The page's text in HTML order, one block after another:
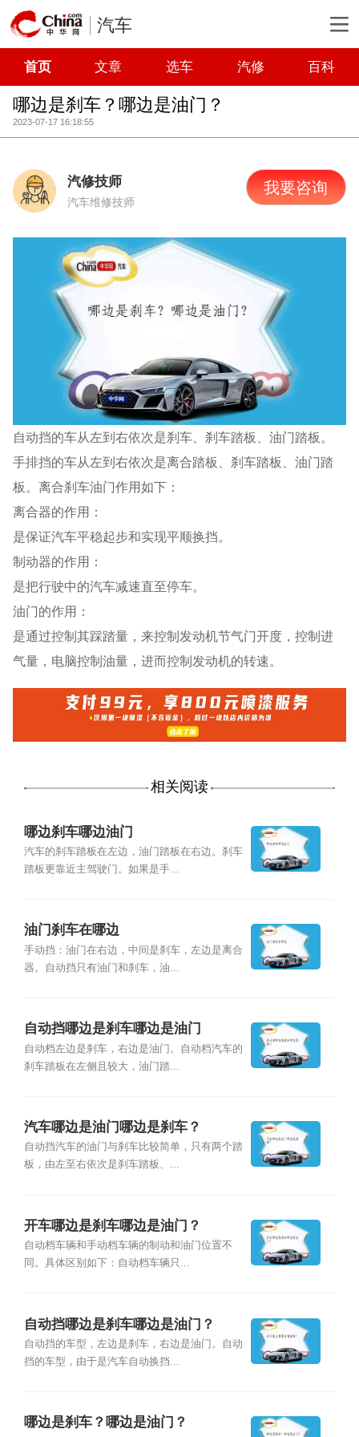
汽车
首页 文章 选车 汽修 百科
哪边是刹车？哪边是油门？
2023-07-17 16:18:55
汽修技师
汽车维修技师
我要咨询
自动挡的车从左到右依次是刹车、刹车踏板、油门踏板。
手排挡的车从左到右依次是离合踏板、刹车踏板、油门踏
板。离合刹车油门作用如下：
离合器的作用：
是保证汽车平稳起步和实现平顺换挡。
制动器的作用：
是把行驶中的汽车减速直至停车。
油门的作用：
是通过控制其踩踏量，来控制发动机节气门开度，控制进
气量，电脑控制油量，进而控制发动机的转速。
相关阅读
哪边刹车哪边油门
汽车的刹车踏板在左边，油门踏板在右边。刹车
踏板更靠近主驾驶门。如果是手...
油门刹车在哪边
手动挡：油门在右边，中间是刹车，左边是离合
器。自动挡只有油门和刹车，油...
自动挡哪边是刹车哪边是油门
自动档左边是刹车，右边是油门。自动档汽车的
刹车踏板在左侧且较大，油门踏...
汽车哪边是油门哪边是刹车？
自动挡汽车的油门与刹车比较简单，只有两个踏
板，由左至右依次是刹车踏板、...
开车哪边是刹车哪边是油门？
自动档车辆和手动档车辆的制动和油门位置不
同。具体区别如下：自动档车辆只...
自动挡哪边是刹车哪边是油门？
自动挡的车型，左边是刹车，右边是油门。自动
挡的车型，由于是汽车自动换挡...
哪边是刹车？哪边是油门？